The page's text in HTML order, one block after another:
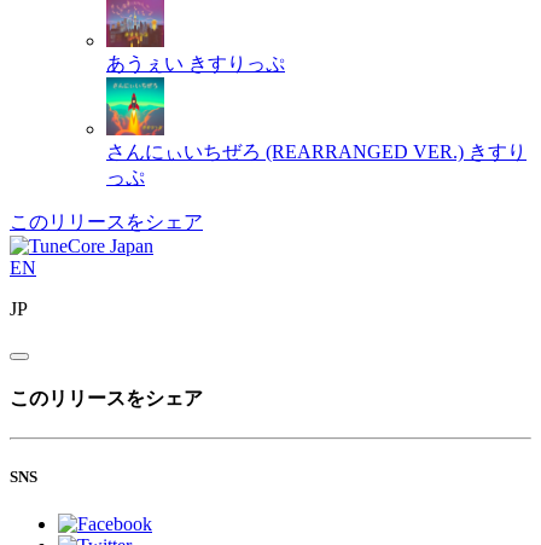
あうぇい きすりっぷ
さんにぃいちぜろ (REARRANGED VER.) きすり
っぷ
このリリースをシェア
EN
JP
このリリースをシェア
SNS